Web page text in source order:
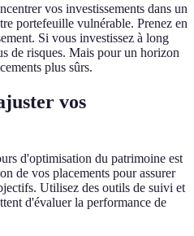
vos investissements dans un
portefeuille vulnérable. Prenez en
Si vous investissez à long
de risques. Mais pour un horizon
plus sûrs.
vos
d'optimisation du patrimoine est
de vos placements pour assurer
Utilisez des outils de suivi et
d'évaluer la performance de